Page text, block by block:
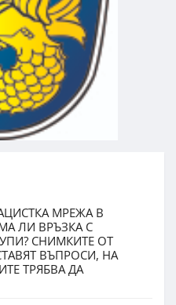
МРЕЖА В
ЛИ ВРЪЗКА С
СНИМКИТЕ ОТ
ВЪПРОСИ, НА
ТРЯБВА ДА